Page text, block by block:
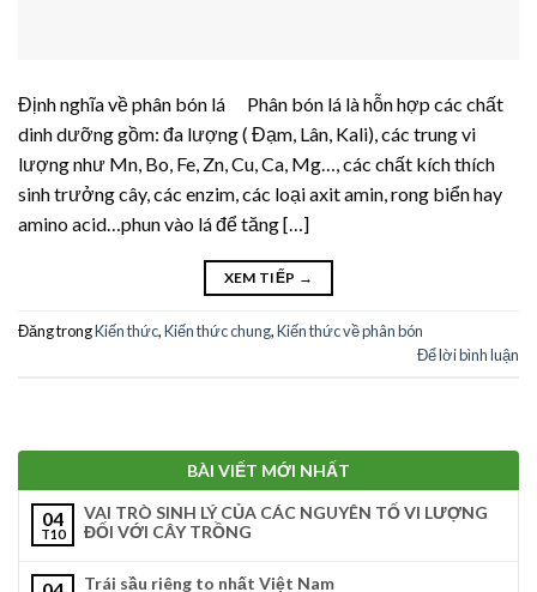
Định nghĩa về phân bón lá Phân bón lá là hỗn hợp các chất
dinh dưỡng gồm: đa lượng ( Đạm, Lân, Kali), các trung vi
lượng như Mn, Bo, Fe, Zn, Cu, Ca, Mg…, các chất kích thích
sinh trưởng cây, các enzim, các loại axit amin, rong biển hay
amino acid…phun vào lá để tăng […]
XEM TIẾP →
Đăng trongKiến thức,Kiến thức chung,Kiến thức về phân bón
Để lời bình luận
BÀI VIẾT MỚI NHẤT
04
T10
VAI TRÒ SINH LÝ CỦA CÁC NGUYÊN TỐ VI LƯỢNG
ĐỐI VỚI CÂY TRỒNG
Trái sầu riêng to nhất Việt Nam